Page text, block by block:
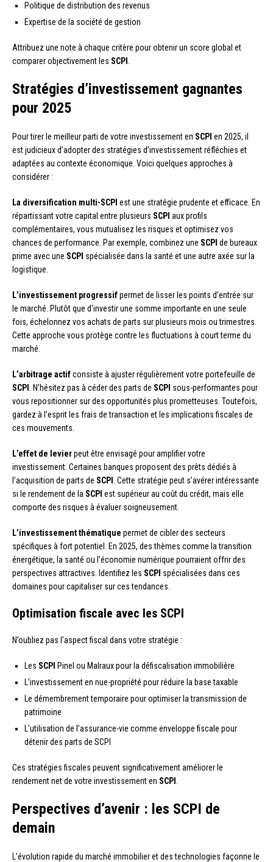
Politique de distribution des revenus
Expertise de la société de gestion
Attribuez une note à chaque critère pour obtenir un score global et
comparer objectivement les SCPI
Stratégies d’investissement gagnantes
pour 2025
Pour tirer le meilleur parti de votre investissement en SCPI en 2025, il
est judicieux d’adopter des stratégies d’investissement réfléchies et
adaptées au contexte économique. Voici quelques approches à
considérer :
La diversification multi-SCPI est une stratégie prudente et efficace. En
répartissant votre capital entre plusieurs SCPI aux profils
complémentaires, vous mutualisez les risques et optimisez vos
chances de performance. Par exemple, combinez une SCPI de bureaux
prime avec une SCPI spécialisée dans la santé et une autre axée sur la
logistique.
L’investissement progressifpermet de lisser les points d’entrée sur
le marché. Plutôt que d’investir une somme importante en une seule
fois, échelonnez vos achats de parts sur plusieurs mois ou trimestres.
Cette approche vous protège contre les fluctuations à court terme du
marché.
L’arbitrage actifconsiste à ajuster régulièrement votre portefeuille de
SCPI
. N’hésitez pas à céder des parts de SCPI sous-performantes pour
vous repositionner sur des opportunités plus prometteuses. Toutefois,
gardez à l’esprit les frais de transaction et les implications fiscales de
ces mouvements.
L’effet de levierpeut être envisagé pour amplifier votre
investissement. Certaines banques proposent des prêts dédiés à
l’acquisition de parts de SCPI
. Cette stratégie peut s’avérer intéressante
si le rendement de la SCPI est supérieur au coût du crédit, mais elle
comporte des risques à évaluer soigneusement.
L’investissement thématique permet de cibler des secteurs
spécifiques à fort potentiel. En 2025, des thèmes comme la transition
énergétique, la santé ou l’économie numérique pourraient offrir des
perspectives attractives. Identifiez les SCPI spécialisées dans ces
domaines pour capitaliser sur ces tendances.
Optimisation fiscale avec les SCPI
N’oubliez pas l’aspect fiscal dans votre stratégie :
Les SCPI Pinel ou Malraux pour la défiscalisation immobilière
L’investissement en nue-propriété pour réduire la base taxable
Le démembrement temporaire pour optimiser la transmission de
patrimoine
L’utilisation de l’assurance-vie comme enveloppe fiscale pour
détenir des parts de SCPI
Ces stratégies fiscales peuvent significativement améliorer le
rendement net de votre investissement en SCPI
Perspectives d’avenir : les SCPI de
demain
L’évolution rapide du marché immobilier et des technologies façonne le